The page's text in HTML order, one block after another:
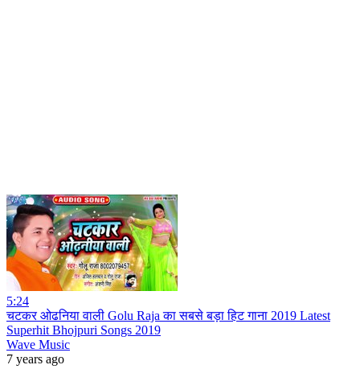
5:24
चटकर ओढनिया वाली Golu Raja का सबसे बड़ा हिट गाना 2019 Latest
Superhit Bhojpuri Songs 2019
Wave Music
7 years ago